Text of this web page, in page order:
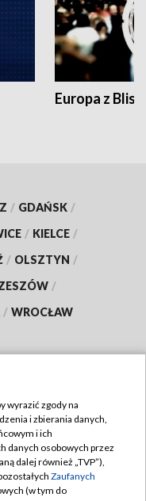
Europa z
/ GDAŃSK /
/ KIELCE /
/ OLSZTYN /
/
/ WROCŁAW
wyrazić zgody na
i zbierania danych,
i ich
danych osobowych przez
dalej również „TVP”),
Zaufanych
(w tym do